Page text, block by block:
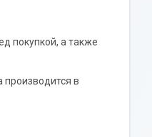
покупкой, а также
в